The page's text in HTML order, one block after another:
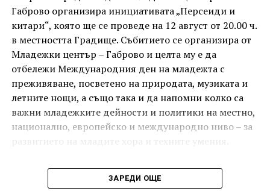
под звездното дряновско небе.
Габрово организира инициативата „Персеиди и
китари“, която ще се проведе на 12 август от 20.00 ч.
в местността Градище. Събитието се организира от
Младежки център – Габрово и целта му е да
отбележи Международния ден на младежта с
преживяване, посветено на природата, музиката и
летните нощи, а също така и да напомни колко са
важни младежките дейности и политики на местно,
национално, европейско и международно ниво – за
Вечерта е в пика на метеорния поток „Персеиди“ –
едно от най-красивите и очаквани астрономически
ЗАРЕДИ ОЩЕ